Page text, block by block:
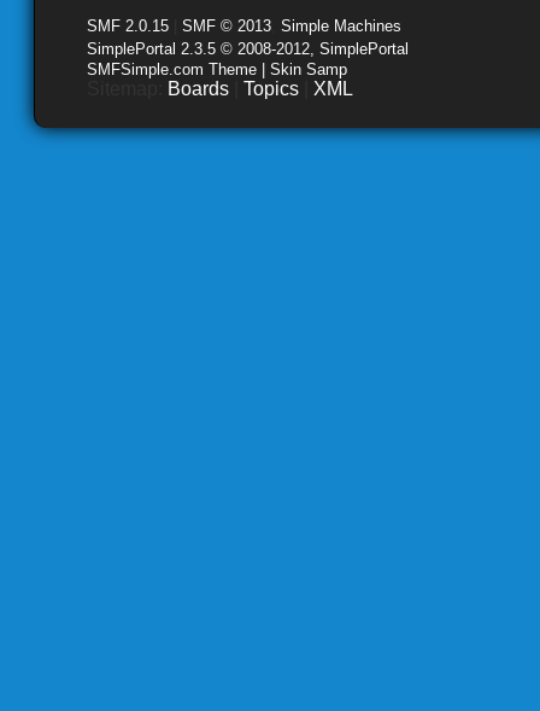
SMF 2.0.15 SMF © 2013 Simple Machines
SimplePortal 2.3.5 © 2008-2012, SimplePortal
SMFSimple.com Theme | Skin Samp
Boards Topics XML